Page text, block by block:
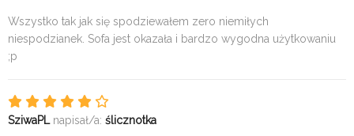
Wszystko tak jak się spodziewałem zero niemiłych
niespodzianek. Sofa jest okazała i bardzo wygodna użytkowaniu
;p
SziwaPLnapisał/a: ślicznotka